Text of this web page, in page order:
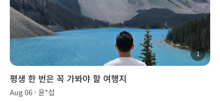
1
평생 한 번은 꼭 가봐야 할 여행지
Aug 06 · 윤*섭